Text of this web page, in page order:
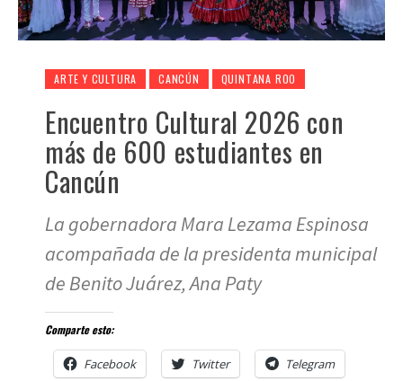
ARTE Y CULTURA CANCÚN QUINTANA ROO
Encuentro Cultural 2026 con
más de 600 estudiantes en
Cancún
La gobernadora Mara Lezama Espinosa
acompañada de la presidenta municipal
de Benito Juárez, Ana Paty
Comparte esto:
Facebook Twitter Telegram